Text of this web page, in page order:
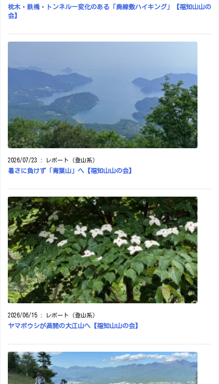
枕木・鉄橋・トンネルー変化のある「廃線敷ハイキング」【福知山山の
会】
2026/07/23 : レポート（登山系）
暑さに負けず「青葉山」へ【福知山山の会】
2026/06/15 : レポート（登山系）
ヤマボウシが満開の大江山へ【福知山山の会】